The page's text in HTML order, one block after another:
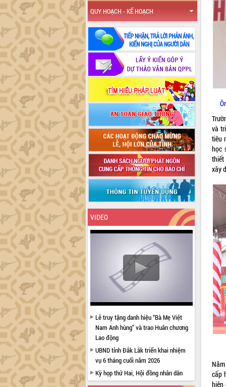
QUY HOẠCH - KẾ HOẠCH
VIDEO
Lễ truy tặng danh hiệu “Bà Mẹ Việt
Nam Anh hùng” và trao Huân chương
Lao động
UBND tỉnh Đắk Lắk triển khai nhiệm
vụ 6 tháng cuối năm 2026
Kỳ họp thứ Hai, Hội đồng nhân dân
tỉnh khóa XI quyết nghị nhiều nội dung
và
tiêu
học
thiết
xây
cấp
hiện